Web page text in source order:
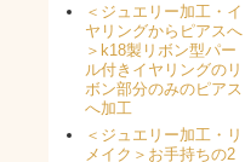
＜ジュエリー加工・イ
ヤリングからピアスへ
＞k18製リボン型パー
ル付きイヤリングのリ
ボン部分のみのピアス
へ加工
＜ジュエリー加工・リ
メイク＞お手持ちの2